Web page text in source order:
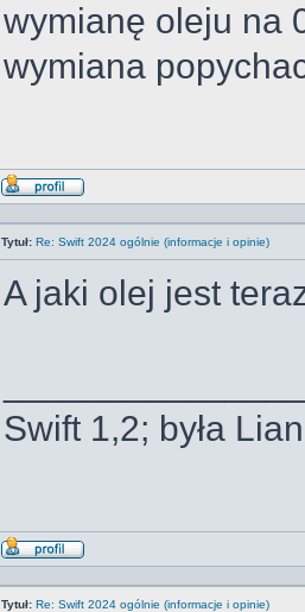
wymianę oleju na
wymiana
Wyświetl
Tytuł: Re: Swift 2024 ogólnie (informacje i opinie)
A jaki olej jest
Swift 1,2; była
Wyświetl
Tytuł: Re: Swift 2024 ogólnie (informacje i opinie)